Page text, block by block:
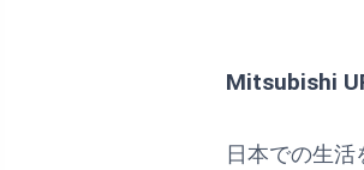
Mitsubishi
日本での生活